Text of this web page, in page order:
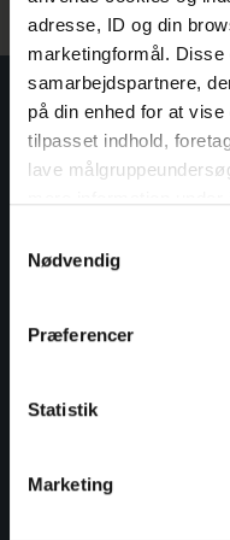
adresse, ID og din
marketingformål.
samarbejdspartnere,
på din enhed for at
tilpasset indhold,
lave
tilbage eller ændre
"Cookiedeklaration",
Indsamle
Identificere din
dens unikke
Nødvendig
Præferencer
Statistik
Marketing
Alternative